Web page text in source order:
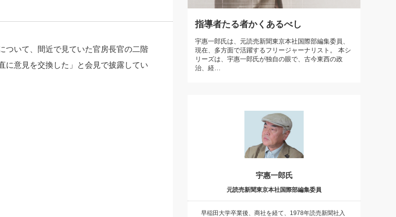
いと思われる「一流の仕事術」(28)
組織を動かす(200)
ン実現道場(10)
銀行交渉はこうしなさい！(12)
社長のための“全員営業”(30)
行動科学マネジメント(5)
眼と耳で楽しむ読書術(162)
社長の「氣」(30)
米国スポーツ・ビジネスに学ぶ心理学(98)
高橋一喜の『これぞ！"本物の温泉"』(157)
いて、
間近で見ていた官房長官の二階
に意見を交換した」と会見で披露してい
指導者たる者かくあるべし
宇惠一郎氏は、元読売新聞東京本社国際部編集委員、
現在、多方面で活躍するフリージャーナリスト。 本シ
リーズは、宇惠一郎氏が独自の眼で、古今東西の政
治、経…
宇惠一郎氏
元読売新聞東京本社国際部編集委員
早稲田大学卒業後、商社を経て、1978年読売新聞社入